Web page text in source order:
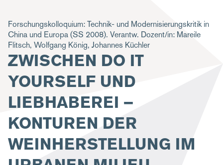
d
n
a
v
g
a
t
i
Forschungskolloquium: Technik- und Modernisierungskritik in
China und Europa (SS 2008). Verantw. Dozent/in: Mareile
Flitsch, Wolfgang König, Johannes Küchler
ZWISCHEN DO IT
YOURSELF UND
LIEBHABEREI –
KONTUREN DER
WEINHERSTELLUNG IM